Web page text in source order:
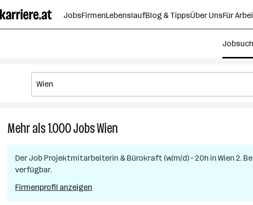
Seiteninhalt
springen
JobsFirmenLebenslaufBlog & TippsÜber UnsFür
Mehr als 1.000JobsWien
Jobs
Der Job Projektmitarbeiterin & Bürokraft (w/m/d) – 20h in Wien 2.
verfügbar.
Firmenprofil anzeigen